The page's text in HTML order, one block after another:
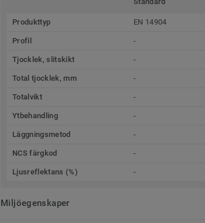
Produkttyp EN 14904
Profil -
Tjocklek, slitskikt -
Total tjocklek, mm -
Totalvikt -
Ytbehandling -
Läggningsmetod -
NCS färgkod -
Ljusreflektans (%) -
Miljöegenskaper